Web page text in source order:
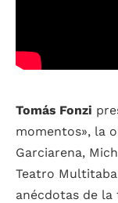
Tomás Fonzi
momentos», la
Garciarena,
Teatro
anécdotas de la